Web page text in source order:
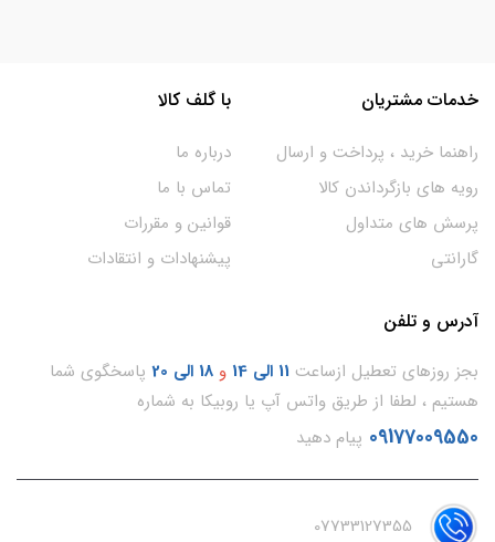
خدمات مشتریان
راهنما خرید ، پرداخت و ارسال
رویه های بازگرداندن کالا
پرسش های متداول
گارانتی
با گلف کالا
درباره ما
تماس با ما
قوانین و مقررات
پیشنهادات و انتقادات
آدرس و تلفن
بجز روزهای تعطیل ازساعت 11 الی 14 و 18 الی 20
پاسخگوی شما
هستیم ، لطفا از طریق واتس آپ یا روبیکا به شماره
09177009550 پیام دهید
07733127355